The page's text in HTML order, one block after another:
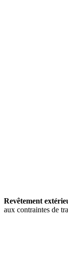
Revêtement
aux contraintes de